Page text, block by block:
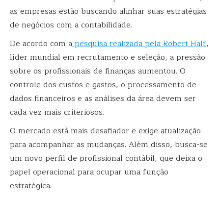
as empresas estão buscando alinhar suas estratégias
de negócios com a contabilidade.
De acordo com apesquisa realizada pela Robert Half,
líder mundial em recrutamento e seleção, a pressão
sobre os profissionais de finanças aumentou. O
controle dos custos e gastos, o processamento de
dados financeiros e as análises da área devem ser
cada vez mais criteriosos.
O mercado está mais desafiador e exige atualização
para acompanhar as mudanças. Além disso, busca-se
um novo perfil de profissional contábil, que deixa o
papel operacional para ocupar uma função
estratégica.